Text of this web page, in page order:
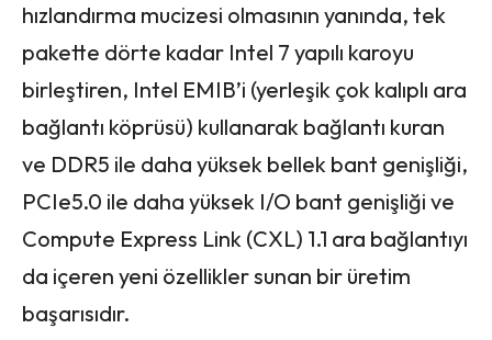
hızlandırma mucizesi olmasının yanında, tek
pakette dörte kadar Intel 7 yapılı karoyu
birleştiren, Intel EMIB’i (yerleşik çok kalıplı ara
bağlantı köprüsü) kullanarak bağlantı kuran
ve DDR5 ile daha yüksek bellek bant genişliği,
PCIe5.0 ile daha yüksek I/O bant genişliği ve
Compute Express Link (CXL) 1.1 ara bağlantıyı
da içeren yeni özellikler sunan bir üretim
başarısıdır.